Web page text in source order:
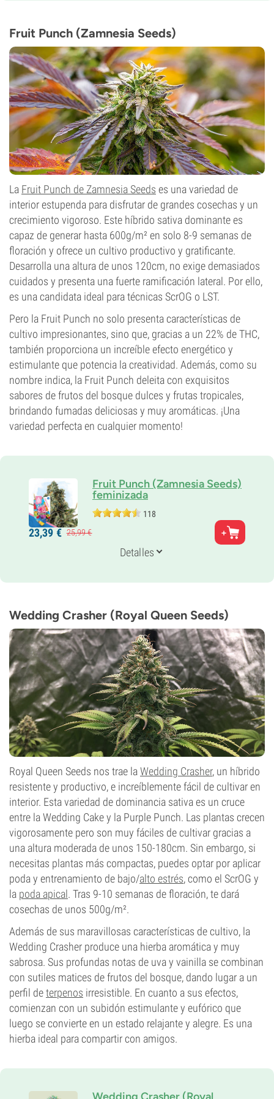
30%
CBD
Bajo
Tipo de floración
Fotoperiódica
Fruit Punch (Zamnesia Seeds)
La Fruit Punch de Zamnesia Seeds es una variedad de
interior estupenda para disfrutar de grandes cosechas y un
crecimiento vigoroso. Este híbrido sativa dominante es
capaz de generar hasta 600g/m² en solo 8-9 semanas de
floración y ofrece un cultivo productivo y gratificante.
Desarrolla una altura de unos 120cm, no exige demasiados
cuidados y presenta una fuerte ramificación lateral. Por ello,
es una candidata ideal para técnicas ScrOG o LST.
Pero la Fruit Punch no solo presenta características de
cultivo impresionantes, sino que, gracias a un 22% de THC,
también proporciona un increíble efecto energético y
estimulante que potencia la creatividad. Además, como su
nombre indica, la Fruit Punch deleita con exquisitos
sabores de frutos del bosque dulces y frutas tropicales,
brindando fumadas deliciosas y muy aromáticas. ¡Una
variedad perfecta en cualquier momento!
Fruit Punch (Zamnesia Seeds)
feminizada
118
Padres
Skunk#1 x Haze x Northern Lights
70% Sativa
8-9 semanas
22%
CBD
0-1%
Tipo de floración
Fotoperiódica
23,39 € 25,99€
Detalles
Wedding Crasher (Royal Queen Seeds)
Royal Queen Seeds nos trae laWedding Crasher, un híbrido
resistente y productivo, e increíblemente fácil de cultivar en
interior. Esta variedad de dominancia sativa es un cruce
entre la Wedding Cake y la Purple Punch. Las plantas crecen
vigorosamente pero son muy fáciles de cultivar gracias a
una altura moderada de unos 150-180cm. Sin embargo, si
necesitas plantas más compactas, puedes optar por aplicar
poda y entrenamiento de bajo/alto estrés, como el ScrOG y
la poda apical. Tras 9-10 semanas de floración, te dará
cosechas de unos 500g/m².
Además de sus maravillosas características de cultivo, la
Wedding Crasher produce una hierba aromática y muy
sabrosa. Sus profundas notas de uva y vainilla se combinan
con sutiles matices de frutos del bosque, dando lugar a un
perfil deterpenos irresistible. En cuanto a sus efectos,
comienzan con un subidón estimulante y eufórico que
luego se convierte en un estado relajante y alegre. Es una
hierba ideal para compartir con amigos.